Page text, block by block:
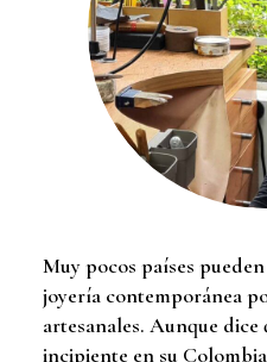
Muy pocos países
joyería contemporánea
artesanales. Aunque dice
incipiente en su